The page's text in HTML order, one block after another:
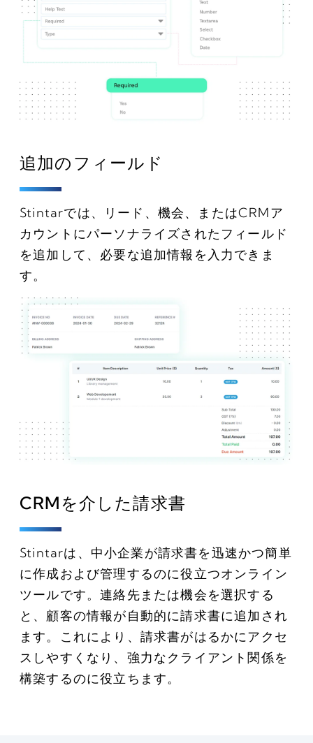
追加のフィールド
Stintarでは、リード、機会、またはCRMア
カウントにパーソナライズされたフィールド
を追加して、必要な追加情報を入力できま
す。
CRMを介した請求書
Stintarは、中小企業が請求書を迅速かつ簡単
に作成および管理するのに役立つオンライン
ツールです。連絡先または機会を選択する
と、顧客の情報が自動的に請求書に追加され
ます。これにより、請求書がはるかにアクセ
スしやすくなり、強力なクライアント関係を
構築するのに役立ちます。